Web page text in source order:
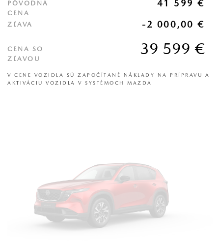
PÔVODNÁ
CENA
41 599 €
ZĽAVA -2 000,00 €
CENA SO
ZĽAVOU
39 599 €
V CENE VOZIDLA SÚ ZAPOČÍTANÉ NÁKLADY NA PRÍPRAVU A
AKTIVÁCIU VOZIDLA V SYSTÉMOCH MAZDA